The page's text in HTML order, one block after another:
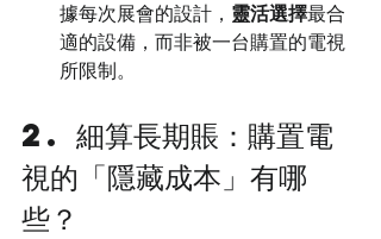
據每次展會的設計， 靈活選擇最合
適的設備，而非被一台購置的電視
所限制。
2. 細算長期賬：購置電
視的「隱藏成本」有哪
些？